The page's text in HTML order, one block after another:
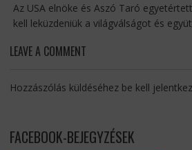
Az USA elnöke és Aszó Taró
kell leküzdeniük a világválságot és
LEAVE A COMMENT
Hozzászólás küldéséhez be kell
FACEBOOK-BEJEGYZÉSEK